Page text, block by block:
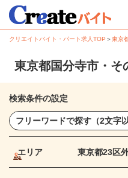
クリエイトバイト・パート求人TOP ＞東京
東京都国分寺市・そ
検索条件の設定
エリア 東京都23区